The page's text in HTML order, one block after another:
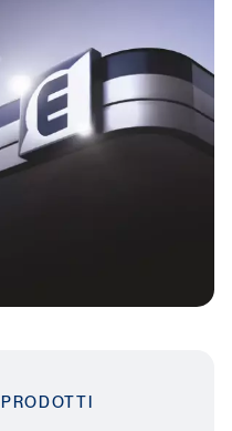
PRODOTTI